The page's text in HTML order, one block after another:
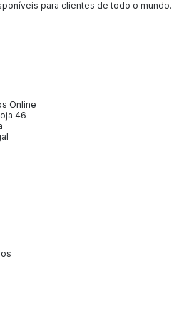
para clientes de todo o mundo.
Online
46